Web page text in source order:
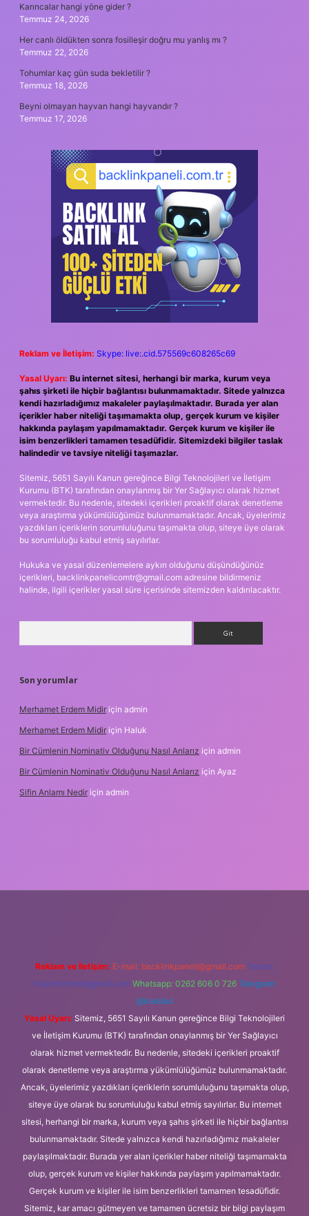
Karıncalar hangi yöne gider ?
Temmuz 24, 2026
Her canlı öldükten sonra fosilleşir doğru mu yanlış mı ?
Temmuz 22, 2026
Tohumlar kaç gün suda bekletilir ?
Temmuz 18, 2026
Beyni olmayan hayvan hangi hayvandır ?
Temmuz 17, 2026
Reklam ve İletişim: Skype: live:.cid.575569c608265c69
Yasal Uyarı: Bu internet sitesi, herhangi bir marka, kurum veya
şahıs şirketi ile hiçbir bağlantısı bulunmamaktadır. Sitede yalnızca
kendi hazırladığımız makaleler paylaşılmaktadır. Burada yer alan
içerikler haber niteliği taşımamakta olup, gerçek kurum ve kişiler
hakkında paylaşım yapılmamaktadır. Gerçek kurum ve kişiler ile
isim benzerlikleri tamamen tesadüfidir. Sitemizdeki bilgiler taslak
halindedir ve tavsiye niteliği taşımazlar.
Sitemiz, 5651 Sayılı Kanun gereğince Bilgi Teknolojileri ve İletişim
Kurumu (BTK) tarafından onaylanmış bir Yer Sağlayıcı olarak hizmet
vermektedir. Bu nedenle, sitedeki içerikleri proaktif olarak denetleme
veya araştırma yükümlülüğümüz bulunmamaktadır. Ancak, üyelerimiz
yazdıkları içeriklerin sorumluluğunu taşımakta olup, siteye üye olarak
bu sorumluluğu kabul etmiş sayılırlar.
Hukuka ve yasal düzenlemelere aykırı olduğunu düşündüğünüz
içerikleri, backlinkpanelicomtr@gmail.com adresine bildirmeniz
halinde, ilgili içerikler yasal süre içerisinde sitemizden kaldırılacaktır.
Son yorumlar
Merhamet Erdem Midir için admin
Merhamet Erdem Midir için Haluk
Bir Cümlenin Nominativ Olduğunu Nasıl Anlarız için admin
Bir Cümlenin Nominativ Olduğunu Nasıl Anlarız için Ayaz
Sifin Anlamı Nedir için admin
Reklam ve İletişim: E-mail: backlinkpaneli@gmail.com Teams:
forumhizmeti@gmail.com Whatsapp: 0262 606 0 726 Telegram:
@karabul
Yasal Uyarı: Sitemiz, 5651 Sayılı Kanun gereğince Bilgi Teknolojileri
ve İletişim Kurumu (BTK) tarafından onaylanmış bir Yer Sağlayıcı
olarak hizmet vermektedir. Bu nedenle, sitedeki içerikleri proaktif
olarak denetleme veya araştırma yükümlülüğümüz bulunmamaktadır.
Ancak, üyelerimiz yazdıkları içeriklerin sorumluluğunu taşımakta olup,
siteye üye olarak bu sorumluluğu kabul etmiş sayılırlar. Bu internet
sitesi, herhangi bir marka, kurum veya şahıs şirketi ile hiçbir bağlantısı
bulunmamaktadır. Sitede yalnızca kendi hazırladığımız makaleler
paylaşılmaktadır. Burada yer alan içerikler haber niteliği taşımamakta
olup, gerçek kurum ve kişiler hakkında paylaşım yapılmamaktadır.
Gerçek kurum ve kişiler ile isim benzerlikleri tamamen tesadüfidir.
Sitemiz, kar amacı gütmeyen ve tamamen ücretsiz bir bilgi paylaşım